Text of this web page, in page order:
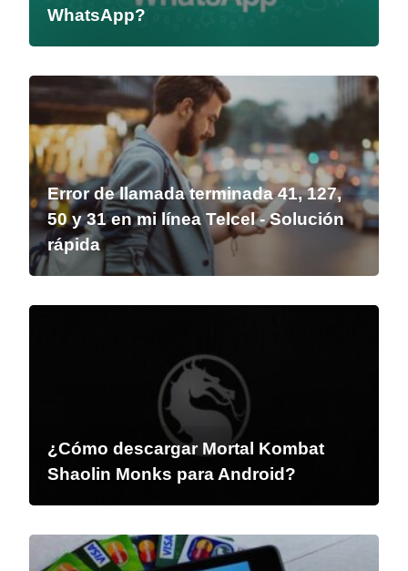
WhatsApp?
Error de llamada terminada 41, 127,
50 y 31 en mi línea Telcel - Solución
rápida
¿Cómo descargar Mortal Kombat
Shaolin Monks para Android?